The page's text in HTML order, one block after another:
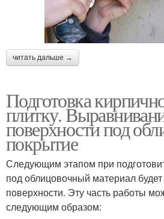
читать дальше →
Подготовка
плитку.
поверхности под
покрытие
Следующим этапом при
под облицовочный материал
поверхности. Эту часть работы
следующим образом: